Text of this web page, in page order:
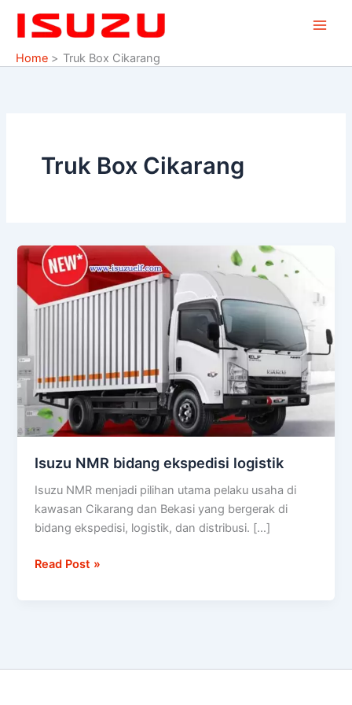
Home
Truk Box Cikarang
Truk Box Cikarang
Isuzu NMR bidang ekspedisi logistik
Isuzu NMR menjadi pilihan utama pelaku usaha di
kawasan Cikarang dan Bekasi yang bergerak di
bidang ekspedisi, logistik, dan distribusi. […]
Isuzu
NMR
bidang
ekspedisi
Read Post »